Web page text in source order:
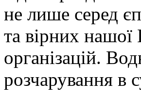
не лише серед
та вірних нашої
організацій.
розчарування в